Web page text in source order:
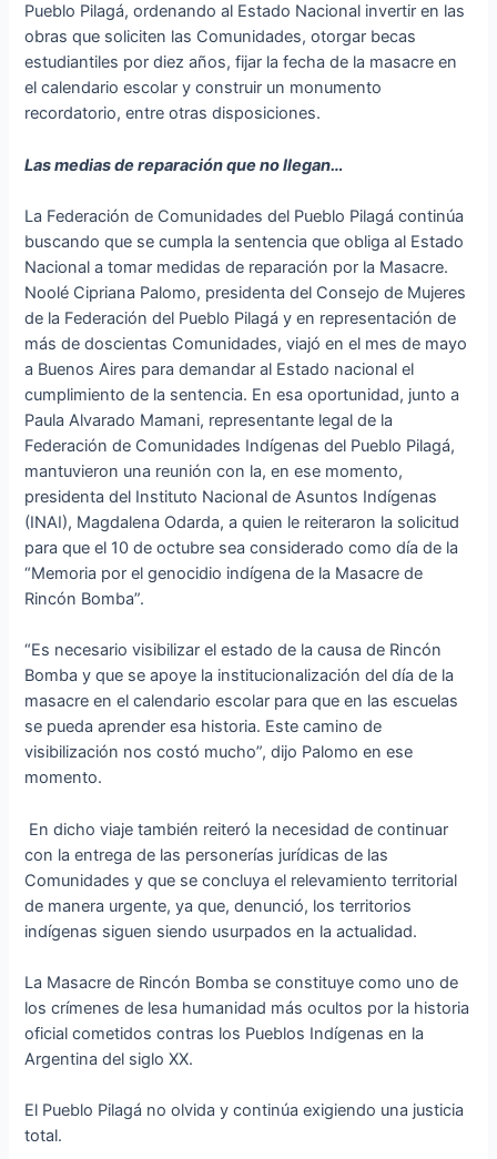
Pueblo Pilagá, ordenando al Estado Nacional invertir en las
obras que soliciten las Comunidades, otorgar becas
estudiantiles por diez años, fijar la fecha de la masacre en
el calendario escolar y construir un monumento
recordatorio, entre otras disposiciones.
Las medias de reparación que no llegan…
La Federación de Comunidades del Pueblo Pilagá continúa
buscando que se cumpla la sentencia que obliga al Estado
Nacional a tomar medidas de reparación por la Masacre.
Noolé Cipriana Palomo, presidenta del Consejo de Mujeres
de la Federación del Pueblo Pilagá y en representación de
más de doscientas Comunidades, viajó en el mes de mayo
a Buenos Aires para demandar al Estado nacional el
cumplimiento de la sentencia. En esa oportunidad, junto a
Paula Alvarado Mamani, representante legal de la
Federación de Comunidades Indígenas del Pueblo Pilagá,
mantuvieron una reunión con la, en ese momento,
presidenta del Instituto Nacional de Asuntos Indígenas
(INAI), Magdalena Odarda, a quien le reiteraron la solicitud
para que el 10 de octubre sea considerado como día de la
“Memoria por el genocidio indígena de la Masacre de
Rincón Bomba”.
“Es necesario visibilizar el estado de la causa de Rincón
Bomba y que se apoye la institucionalización del día de la
masacre en el calendario escolar para que en las escuelas
se pueda aprender esa historia. Este camino de
visibilización nos costó mucho”, dijo Palomo en ese
momento.
En dicho viaje también reiteró la necesidad de continuar
con la entrega de las personerías jurídicas de las
Comunidades y que se concluya el relevamiento territorial
de manera urgente, ya que, denunció, los territorios
indígenas siguen siendo usurpados en la actualidad.
La Masacre de Rincón Bomba se constituye como uno de
los crímenes de lesa humanidad más ocultos por la historia
oficial cometidos contras los Pueblos Indígenas en la
Argentina del siglo XX.
El Pueblo Pilagá no olvida y continúa exigiendo una justicia
total.